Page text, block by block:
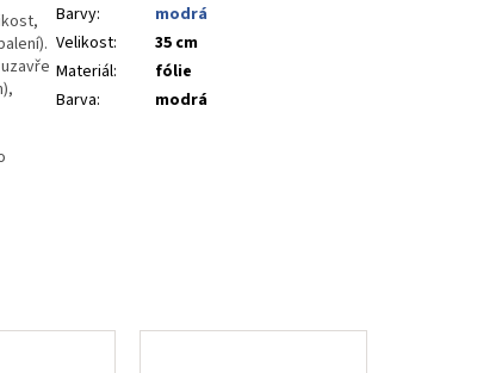
Barvy:
modrá
Velikost:
35 cm
Materiál:
fólie
Barva: modrá